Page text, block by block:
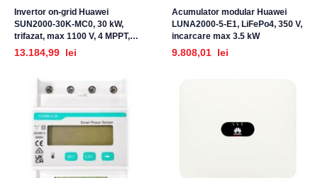
Invertor on-grid Huawei
SUN2000-30K-MC0, 30 kW,
trifazat, max 1100 V, 4 MPPT,
pentru sisteme fotovoltaice
13.184,99 lei
Acumulator modular Huawei
LUNA2000-5-E1, LiFePo4, 350 V,
incarcare max 3.5 kW
9.808,01 lei